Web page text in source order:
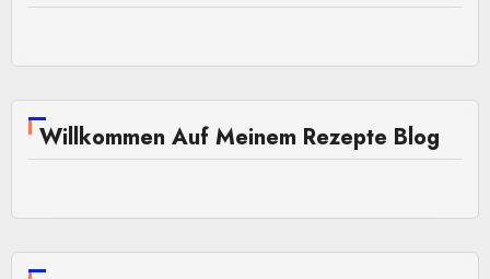
Willkommen Auf Meinem Rezepte Blog